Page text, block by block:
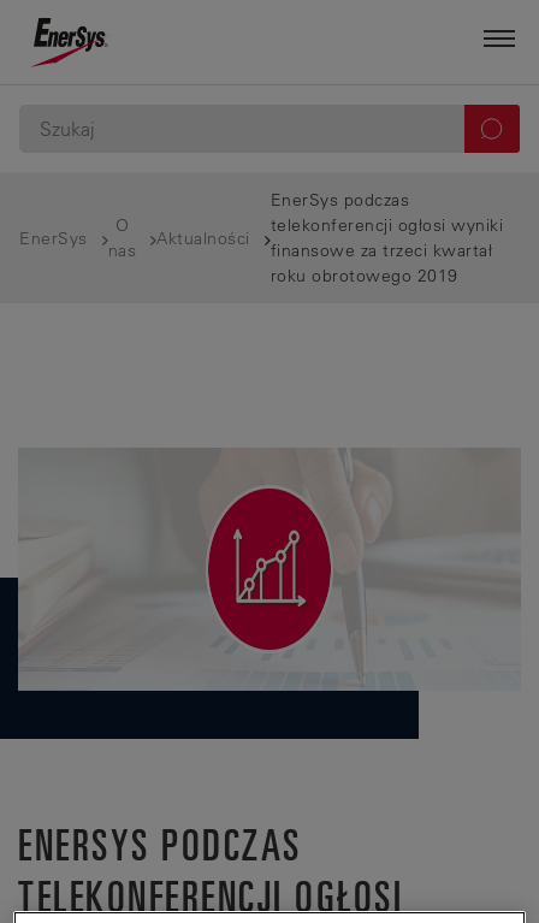
EnerSys
O
nas
Aktualności
EnerSys podczas
telekonferencji ogłosi wyniki
finansowe za trzeci kwartał
roku obrotowego 2019
ENERSYS PODCZAS
TELEKONFERENCJI OGŁOSI